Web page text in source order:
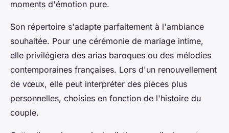
moments d'émotion pure.
Son répertoire s'adapte parfaitement à l'ambiance
souhaitée. Pour une cérémonie de mariage intime,
elle privilégiera des arias baroques ou des mélodies
contemporaines françaises. Lors d'un renouvellement
de vœux, elle peut interpréter des pièces plus
personnelles, choisies en fonction de l'histoire du
couple.